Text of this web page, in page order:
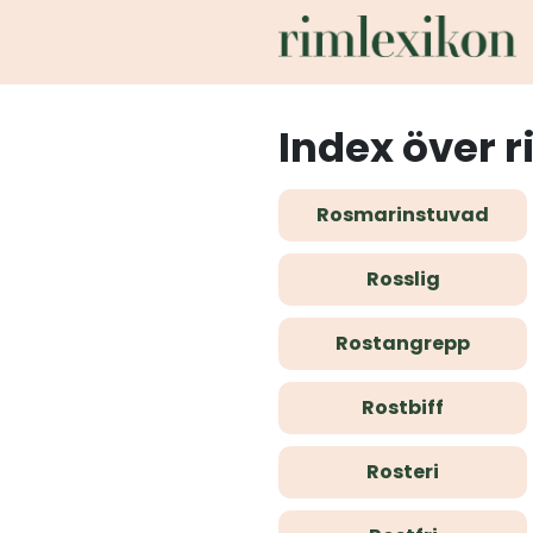
Index över
Rosmarinstuvad
Rosslig
Rostangrepp
Rostbiff
Rosteri